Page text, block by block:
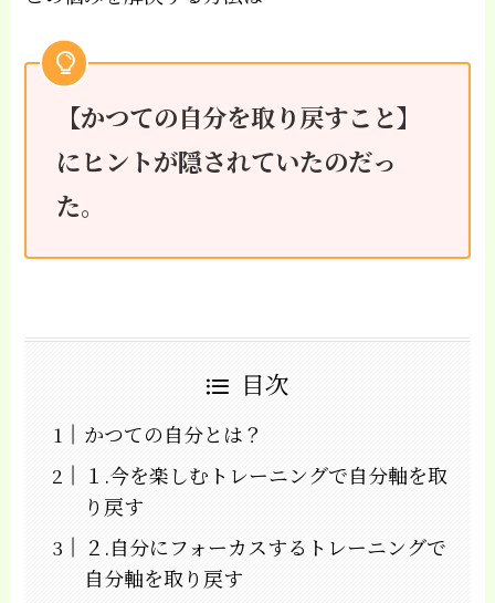
【かつての自分を取り戻すこと】
にヒントが隠されていたのだっ
た。
目次
かつての自分とは？
１.今を楽しむトレーニングで自分軸を取
り戻す
２.自分にフォーカスするトレーニングで
自分軸を取り戻す